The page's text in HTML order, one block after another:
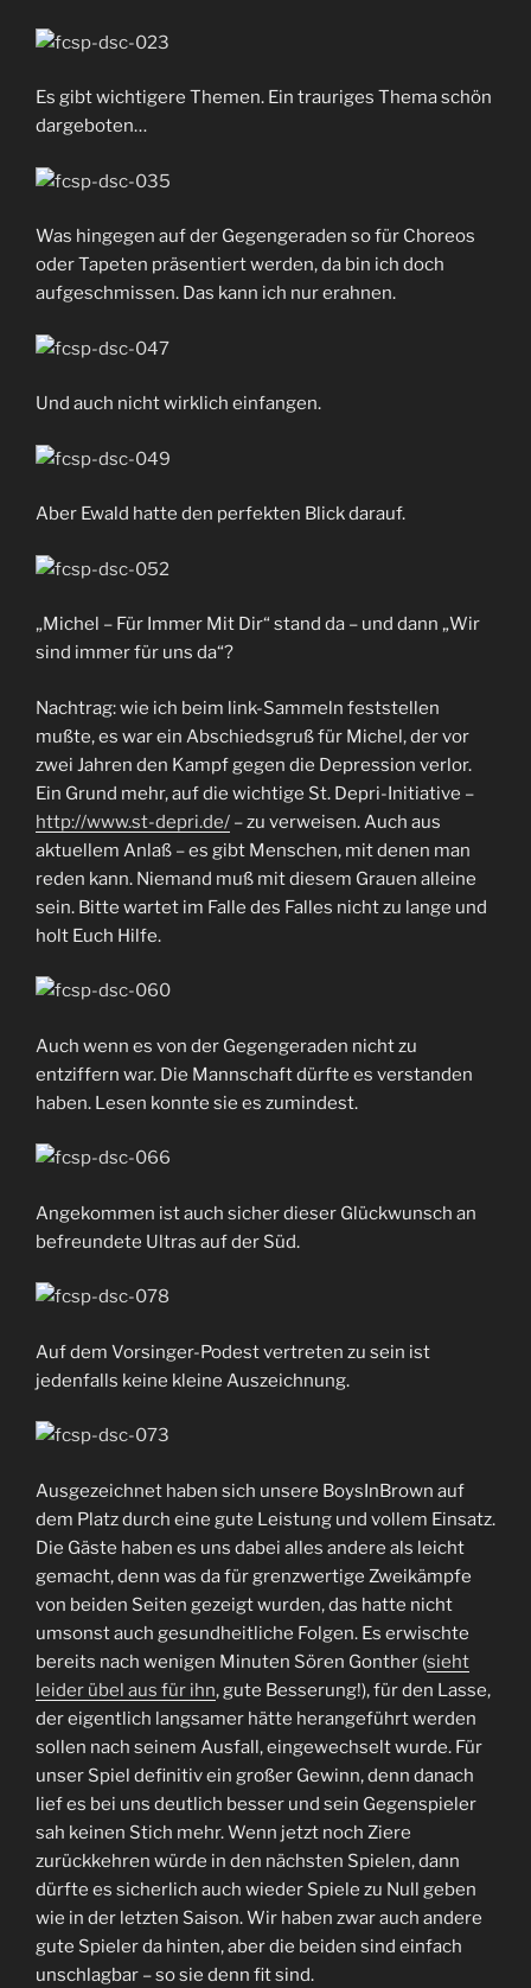
Es gibt wichtigere Themen. Ein trauriges Thema schön
dargeboten…
Was hingegen auf der Gegengeraden so für Choreos
oder Tapeten präsentiert werden, da bin ich doch
aufgeschmissen. Das kann ich nur erahnen.
Und auch nicht wirklich einfangen.
Aber Ewald hatte den perfekten Blick darauf.
„Michel – Für Immer Mit Dir“ stand da – und dann „Wir
sind immer für uns da“?
Nachtrag: wie ich beim link-Sammeln feststellen
mußte, es war ein Abschiedsgruß für Michel, der vor
zwei Jahren den Kampf gegen die Depression verlor.
Ein Grund mehr, auf die wichtige St. Depri-Initiative –
http://www.st-depri.de/ – zu verweisen. Auch aus
aktuellem Anlaß – es gibt Menschen, mit denen man
reden kann. Niemand muß mit diesem Grauen alleine
sein. Bitte wartet im Falle des Falles nicht zu lange und
holt Euch Hilfe.
Auch wenn es von der Gegengeraden nicht zu
entziffern war. Die Mannschaft dürfte es verstanden
haben. Lesen konnte sie es zumindest.
Angekommen ist auch sicher dieser Glückwunsch an
befreundete Ultras auf der Süd.
Auf dem Vorsinger-Podest vertreten zu sein ist
jedenfalls keine kleine Auszeichnung.
Ausgezeichnet haben sich unsere BoysInBrown auf
dem Platz durch eine gute Leistung und vollem Einsatz.
Die Gäste haben es uns dabei alles andere als leicht
gemacht, denn was da für grenzwertige Zweikämpfe
von beiden Seiten gezeigt wurden, das hatte nicht
umsonst auch gesundheitliche Folgen. Es erwischte
bereits nach wenigen Minuten Sören Gonther (sieht
leider übel aus für ihn, gute Besserung!), für den Lasse,
der eigentlich langsamer hätte herangeführt werden
sollen nach seinem Ausfall, eingewechselt wurde. Für
unser Spiel definitiv ein großer Gewinn, denn danach
lief es bei uns deutlich besser und sein Gegenspieler
sah keinen Stich mehr. Wenn jetzt noch Ziere
zurückkehren würde in den nächsten Spielen, dann
dürfte es sicherlich auch wieder Spiele zu Null geben
wie in der letzten Saison. Wir haben zwar auch andere
gute Spieler da hinten, aber die beiden sind einfach
unschlagbar – so sie denn fit sind.